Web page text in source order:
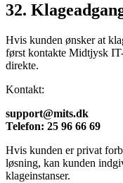
32.
Hvis kunden ønsker at
først kontakte Midtjysk
direkte.
Kontakt:
support@mits.dk
Telefon: 25 96 66 69
Hvis kunden er privat
løsning, kan kunden
klageinstanser.